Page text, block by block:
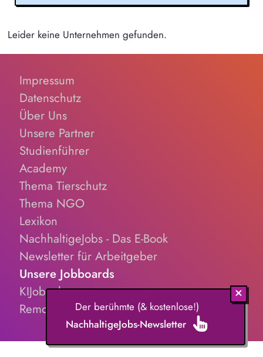
Leider keine Unternehmen gefunden.
Impressum
Datenschutz
Über Uns
Unsere Partner
Studienführer
Academy
Thema Tierschutz
Thema NGO
Lexikon
NachhaltigeJobs - Das E-Book
Newsletter für Arbeitgeber
Unsere Jobboards
KIJobs.de
RemoteJobs.deDer berühmte (& kostenlose!)
NachhaltigeJobs-Newsletter